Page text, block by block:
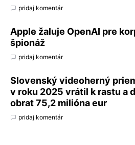
pridaj komentár
Apple žaluje OpenAI pre
špionáž
pridaj komentár
Slovenský videoherný
v roku 2025 vrátil k rastu a
obrat 75,2 milióna eur
pridaj komentár